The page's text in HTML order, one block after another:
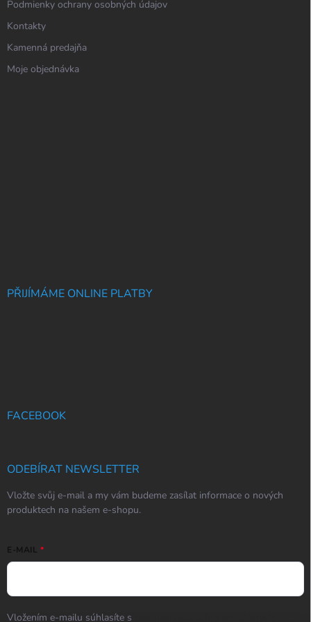
Podmienky ochrany osobných údajov
Kontakty
Kamenná predajňa
Moje objednávka
PŘIJÍMÁME ONLINE PLATBY
FACEBOOK
ODEBÍRAT NEWSLETTER
Vložte svůj e-mail a my vám budeme zasílat informace o nových
produktech na našem e-shopu.
E-MAIL
Vložením e-mailu súhlasíte s